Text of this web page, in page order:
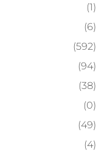
(1)
(6)
(592)
(94)
(38)
(0)
(49)
(4)